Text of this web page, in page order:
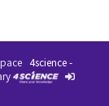
4science -